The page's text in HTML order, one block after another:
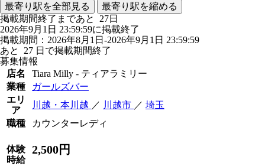
最寄り駅を全部見る
最寄り駅を縮める
掲載期間終了まであと 27日
2026年9月1日 23:59:59に掲載終了
掲載期間：2026年8月1日-2026年9月1日 23:59:59
あと 27 日で掲載期間終了
募集情報
店名
Tiara Milly - ティアラミリー
業種
ガールズバー
エリ
ア
川越・本川越 ／ 川越市 ／ 埼玉
職種
カウンターレディ
体験
時給
2,500円